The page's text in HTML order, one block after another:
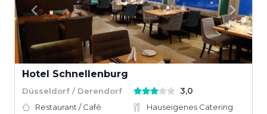
Hotel Schnellenburg
Düsseldorf / Derendorf 3,0
Restaurant / Café
Hauseigenes Catering